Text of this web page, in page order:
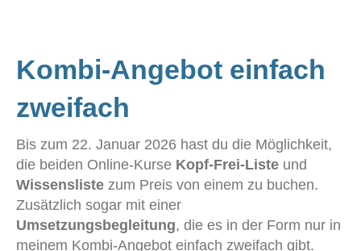
Kombi-Angebot einfach
zweifach
Bis zum 22. Januar 2026 hast du die Möglichkeit,
die beiden Online-Kurse Kopf-Frei-Liste und
Wissensliste zum Preis von einem zu buchen.
Zusätzlich sogar mit einer
Umsetzungsbegleitung, die es in der Form nur in
meinem Kombi-Angebot einfach zweifach gibt.